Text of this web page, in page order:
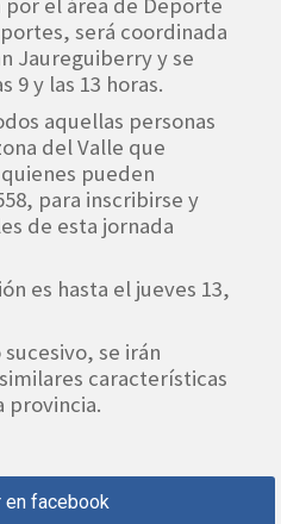
será coordinada
Jaureguiberry y se
9 y las 13 horas.
aquellas personas
del Valle que
pueden
para inscribirse y
de esta jornada
es hasta el jueves 13,
se irán
características
provincia.
en facebook